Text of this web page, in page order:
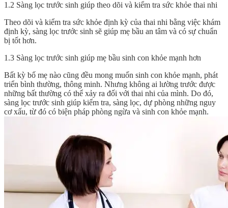
1.2 Sàng lọc trước sinh giúp theo dõi và kiểm tra sức khỏe thai nhi
Theo dõi và kiểm tra sức khỏe định kỳ của thai nhi bằng việc khám
định kỳ, sàng lọc trước sinh sẽ giúp mẹ bầu an tâm và có sự chuẩn
bị tốt hơn.
1.3 Sàng lọc trước sinh giúp mẹ bầu sinh con khỏe mạnh hơn
Bất kỳ bố mẹ nào cũng đều mong muốn sinh con khỏe mạnh, phát
triển bình thường, thông minh. Nhưng không ai lường trước được
những bất thường có thể xảy ra đối với thai nhi của mình. Do đó,
sàng lọc trước sinh giúp kiểm tra, sàng lọc, dự phòng những nguy
cơ xấu, từ đó có biện pháp phòng ngừa và sinh con khỏe mạnh.